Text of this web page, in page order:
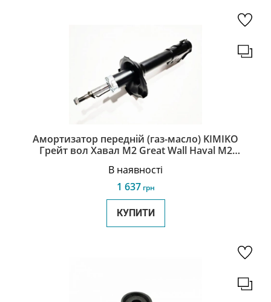
Амортизатор передній (газ-масло) KIMIKO
Грейт вол Хавал М2 Great Wall Haval M2
В наявності
1 637грн
КУПИТИ